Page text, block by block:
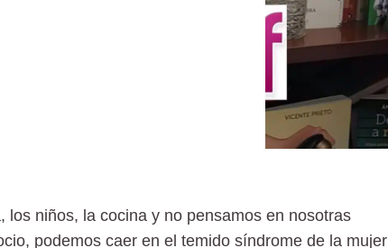
niños, la cocina y no pensamos en nosotras
podemos caer en el temido síndrome de la mujer